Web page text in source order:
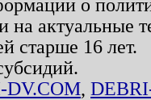
о
на актуальные
старше 16 лет.
DV.COM,